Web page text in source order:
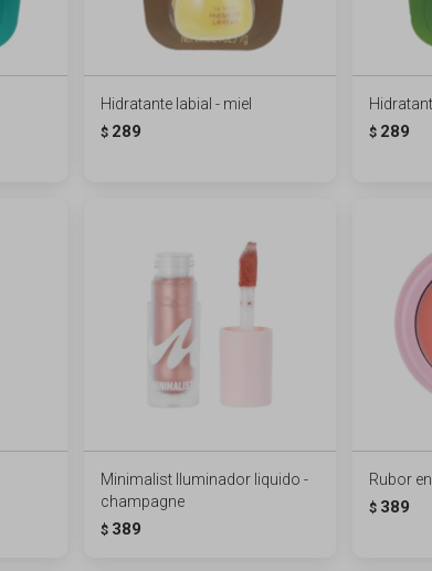
Hidratante labial - miel
$ 289 $ 289
Minimalist Iluminador liquido -
champagne
$ 389
Rubor
$ 389